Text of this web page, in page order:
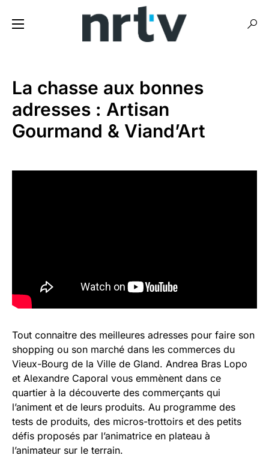
La chasse aux bonnes
adresses : Artisan
Gourmand & Viand’Art
Tout connaitre des meilleures adresses pour faire son
shopping ou son marché dans les commerces du
Vieux-Bourg de la Ville de Gland. Andrea Bras Lopo
et Alexandre Caporal vous emmènent dans ce
quartier à la découverte des commerçants qui
l’animent et de leurs produits. Au programme des
tests de produits, des micros-trottoirs et des petits
défis proposés par l’animatrice en plateau à
l’animateur sur le terrain.